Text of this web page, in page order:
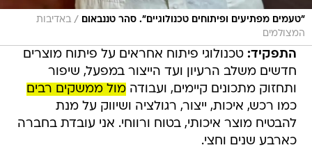
"טעמים מפתיעים ופיתוחים טכנולוגיים". סהר טננבאום / באדיבות
המצולמים
התפקיד: טכנולוגי פיתוח אחראים על פיתוח מוצרים
חדשים משלב הרעיון ועד הייצור במפעל, שיפור
ותחזוק מתכונים קיימים, ועבודהמול ממשקים רבים
כמו רכש, איכות, ייצור, רגולציה ושיווק על מנת
להבטיח מוצר איכותי, בטוח ורווחי. אני עובדת בחברה
כארבע שנים וחצי.